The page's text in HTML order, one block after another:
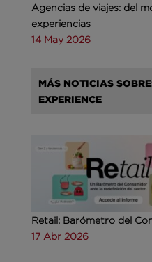
Agencias de viajes: del
experiencias
14 May 2026
MÁS NOTICIAS
EXPERIENCE
Retail: Barómetro del
17 Abr 2026